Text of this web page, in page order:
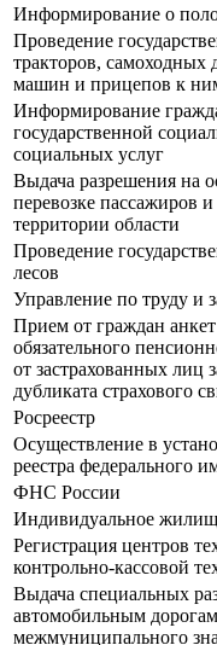
Информирование о
Проведение
тракторов,
машин и прицепов к
Информирование
государственной
социальных услуг
Выдача разрешения на
перевозке пассажиров
территории области
Проведение
лесов
Управление по труду и
Прием от граждан
обязательного
от застрахованных лиц
дубликата страхового
Росреестр
Осуществление в
реестра федерального
ФНС России
Индивидуальное
Регистрация центров
контрольно-кассовой
Выдача специальных
автомобильным
межмуниципального